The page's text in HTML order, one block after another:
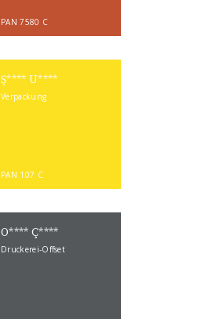
PAN 7580 C
Ş**** U****
Verpackung
PAN 107 C
O**** Ç****
Druckerei-Offset